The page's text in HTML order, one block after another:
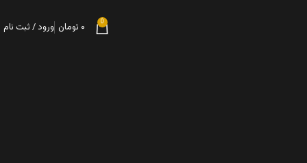
0 ۰ تومان ورود / ثبت نام